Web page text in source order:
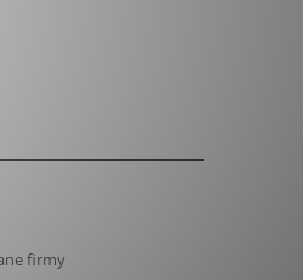
firmy